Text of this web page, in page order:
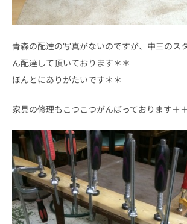
青森の配達の写真がないのですが、中三のス
ん配達して頂いております＊＊
ほんとにありがたいです＊＊
家具の修理もこつこつがんばっております＋＋